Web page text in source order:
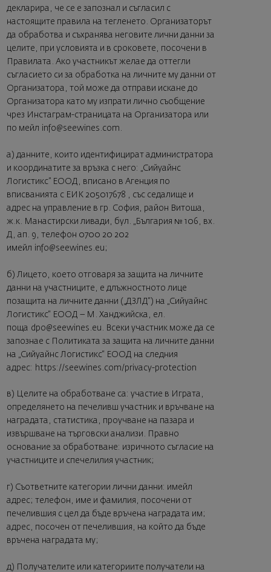
декларира, че се е запознал и съгласил с
настоящите правила на тегленето. Организаторът
да обработва и съхранява неговите лични данни за
целите, при условията и в сроковете, посочени в
Правилата. Ако участникът желае да оттегли
съгласието си за обработка на личните му данни от
Организатора, той може да отправи искане до
Организатора като му изпрати лично съобщение
чрез Инстаграм-страницата на Организатора или
по мейл info@seewines.com
a) данните, които идентифицират администратора
и координатите за връзка с него: „Сийуайнс
Логистикс” ЕООД, вписано в Агенция по
вписванията с ЕИК 205017678 , със седалище и
адрес на управление в гр. София, район Витоша,
ж.к. Манастирски ливади, бул. „България № 106, вх.
Д, ап. 9, телефон 0700 20 202
имейл info@seewines.eu ;
б) Лицето, което отговаря за защита на личните
данни на участниците, е длъжностното лице
позащита на личните данни („ДЗЛД“) на „Сийуайнс
Логистикс“ ЕООД – М. Ханджийска, ел.
поща dpo@seewines.eu . Всеки участник може да се
запознае с Политиката за защита на личните данни
на „Сийуайнс Логистикс“ ЕООД на следния
адрес: https://seewines.com/privacy-protection
в) Целите на обработване са: участие в Играта,
определянето на печеливш участник и връчване на
наградата, статистика, проучване на пазара и
извършване на търговски анализи. Правно
основание за обработване: изричното съгласие на
участниците и спечелилия участник;
г) Съответните категории лични данни: имейл
адрес; телефон, име и фамилия, посочени от
печелившия с цел да бъде връчена наградата им;
адрес, посочен от печелившия, на който да бъде
връчена наградата му;
д) Получателите или категориите получатели на